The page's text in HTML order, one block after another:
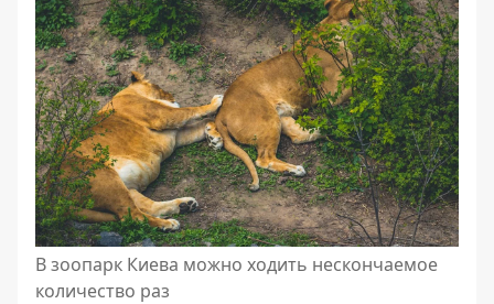
В зоопарк Киева можно ходить нескончаемое
количество раз